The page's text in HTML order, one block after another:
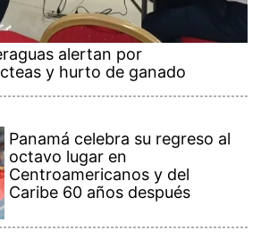
alertan por
y hurto de ganado
Panamá celebra su regreso al
octavo lugar en
Centroamericanos y del
Caribe 60 años después